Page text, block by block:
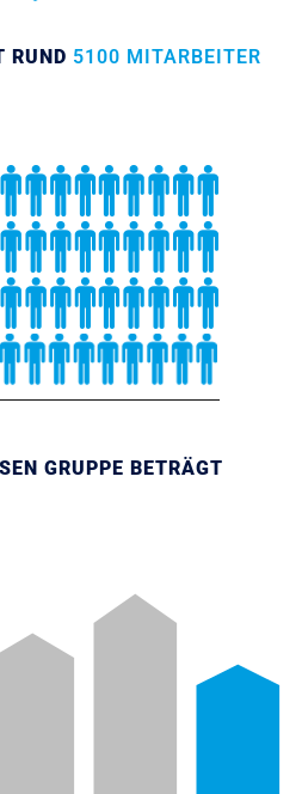
RUND 5100 MITARBEITER
GRUPPE BETRÄGT